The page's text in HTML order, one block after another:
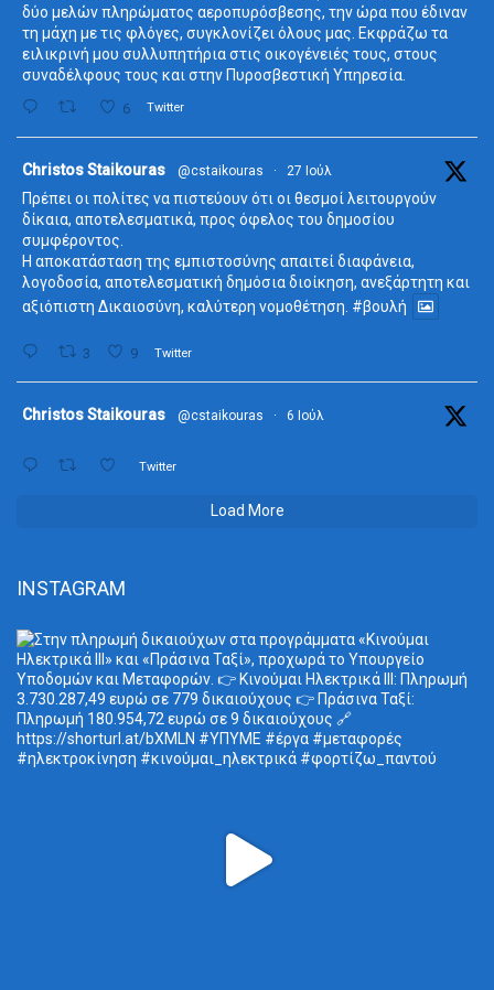
δύο μελών πληρώματος αεροπυρόσβεσης, την ώρα που έδιναν
τη μάχη με τις φλόγες, συγκλονίζει όλους μας. Εκφράζω τα
ειλικρινή μου συλλυπητήρια στις οικογένειές τους, στους
συναδέλφους τους και στην Πυροσβεστική Υπηρεσία.
6 Twitter
Christos Staikouras @cstaikouras · 27 Ιούλ
Πρέπει οι πολίτες να πιστεύουν ότι οι θεσμοί λειτουργούν
δίκαια, αποτελεσματικά, προς όφελος του δημοσίου
συμφέροντος.
Η αποκατάσταση της εμπιστοσύνης απαιτεί διαφάνεια,
λογοδοσία, αποτελεσματική δημόσια διοίκηση, ανεξάρτητη και
αξιόπιστη Δικαιοσύνη, καλύτερη νομοθέτηση. #βουλή
3 9 Twitter
Christos Staikouras @cstaikouras · 6 Ιούλ
Twitter
Load More
INSTAGRAM